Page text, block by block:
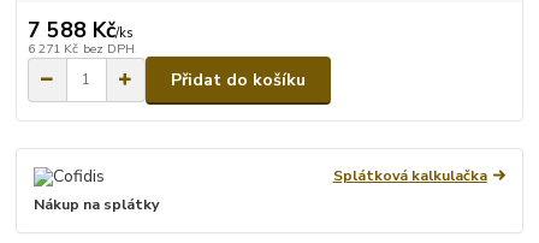
7 588 Kč/ks
6 271 Kč bez DPH
Přidat do košíku
Splátková kalkulačka
Nákup na splátky